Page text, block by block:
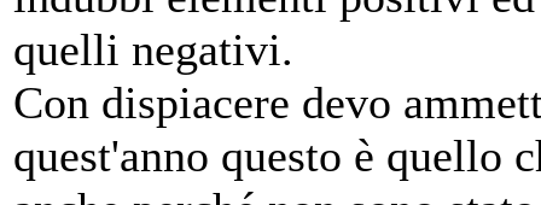
quelli negativi.
Con dispiacere devo
quest'anno questo è quello